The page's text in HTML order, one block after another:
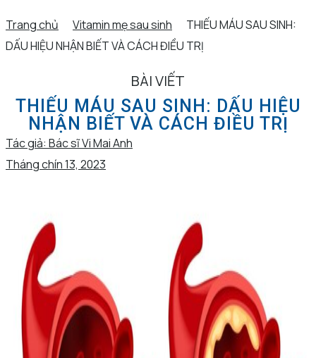
Trang chủ Vitamin mẹ sau sinh
THIẾU MÁU SAU SINH:
DẤU HIỆU NHẬN BIẾT VÀ CÁCH ĐIỀU TRỊ
BÀI VIẾT
THIẾU MÁU SAU SINH: DẤU HIỆU
NHẬN BIẾT VÀ CÁCH ĐIỀU TRỊ
Tác giả: Bác sĩ Vi Mai Anh
Tháng chín 13, 2023